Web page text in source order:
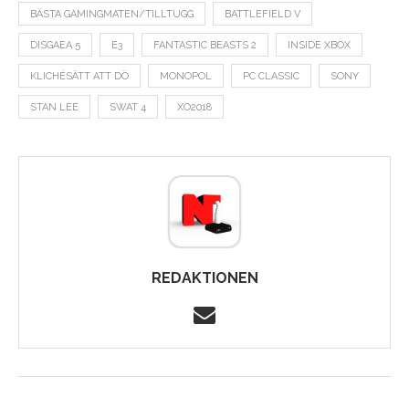
BÄSTA GAMINGMATEN/TILLTUGG BATTLEFIELD V
DISGAEA 5 E3 FANTASTIC BEASTS 2 INSIDE XBOX
KLICHÉSÄTT ATT DÖ MONOPOL PC CLASSIC SONY
STAN LEE SWAT 4 XO2018
REDAKTIONEN